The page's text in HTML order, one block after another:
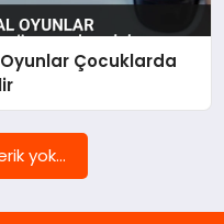
Oyunlar Çocuklarda
yok...